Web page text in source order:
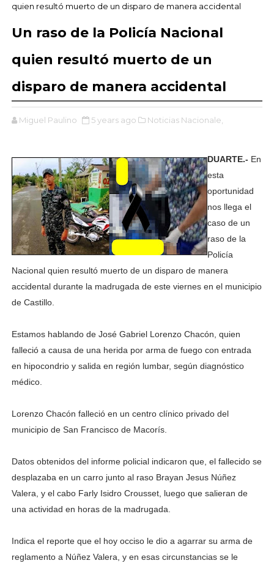
quien resultó muerto de un disparo de manera accidental
Un raso de la Policía Nacional
quien resultó muerto de un
disparo de manera accidental
Miguel Paulino 5 years ago Noticias Nacionale,
DUARTE.- En
esta
oportunidad
nos llega el
caso de un
raso de la
Policía
Nacional quien resultó muerto de un disparo de manera
accidental durante la madrugada de este viernes en el municipio
de Castillo.
Estamos hablando de José Gabriel Lorenzo Chacón, quien
falleció a causa de una herida por arma de fuego con entrada
en hipocondrio y salida en región lumbar, según diagnóstico
médico.
Lorenzo Chacón falleció en un centro clínico privado del
municipio de San Francisco de Macorís.
Datos obtenidos del informe policial indicaron que, el fallecido se
desplazaba en un carro junto al raso Brayan Jesus Núñez
Valera, y el cabo Farly Isidro Crousset, luego que salieran de
una actividad en horas de la madrugada.
Indica el reporte que el hoy occiso le dio a agarrar su arma de
reglamento a Núñez Valera, y en esas circunstancias se le